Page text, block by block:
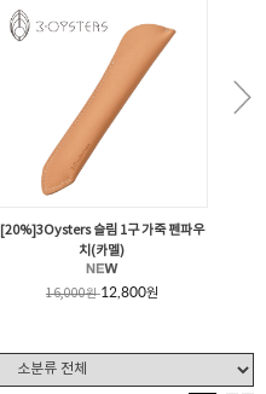
[20%]3Oysters 슬림 1구 가죽 펜파우
치(카멜)
16,000원 12,800원